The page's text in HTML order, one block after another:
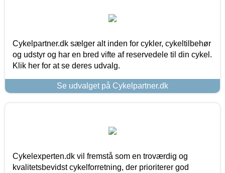
Cykelpartner.dk sælger alt inden for cykler, cykeltilbehør
og udstyr og har en bred vifte af reservedele til din cykel.
Klik her for at se deres udvalg.
Se udvalget på Cykelpartner.dk
Cykelexperten.dk vil fremstå som en troværdig og
kvalitetsbevidst cykelforretning, der prioriterer god